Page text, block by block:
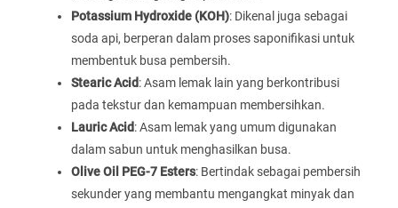
Potassium Hydroxide (KOH): Dikenal juga sebagai
soda api, berperan dalam proses saponifikasi untuk
membentuk busa pembersih.
Stearic Acid: Asam lemak lain yang berkontribusi
pada tekstur dan kemampuan membersihkan.
Lauric Acid: Asam lemak yang umum digunakan
dalam sabun untuk menghasilkan busa.
Olive Oil PEG-7 Esters: Bertindak sebagai pembersih
sekunder yang membantu mengangkat minyak dan